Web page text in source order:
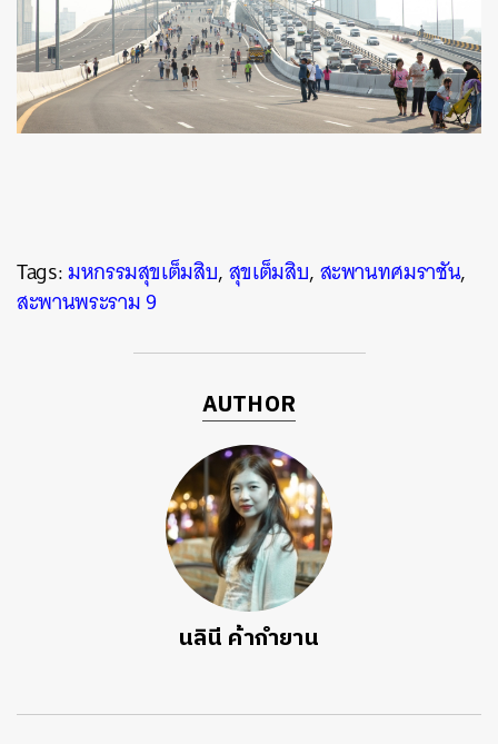
Tags:มหกรรมสุขเต็มสิบ,สุขเต็มสิบ,สะพานทศมราชัน,
สะพานพระราม 9
AUTHOR
นลินี ค้ากำยาน